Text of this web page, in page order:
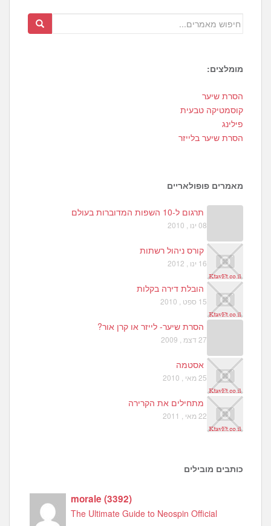
מומלצים:
1
3
הסרת שיער
קוסמטיקה טבעית
פילינג
הסרת שיער בלייזר
מאמרים פופולאריים
תרגום ל-10 השפות המדוברות בעולם
08 ינו , 2010
קורס ניהול רשתות
16 ינו , 2012
הובלת דירה בקלות
15 ספט , 2010
הסרת שיער- לייזר או קרן אור?
27 דצמ , 2009
אסטמה
25 מאי , 2010
מתחילים את הקרירה
22 מאי , 2011
כותבים מובילים
morale(3392)
The Ultimate Guide to Neospin Official